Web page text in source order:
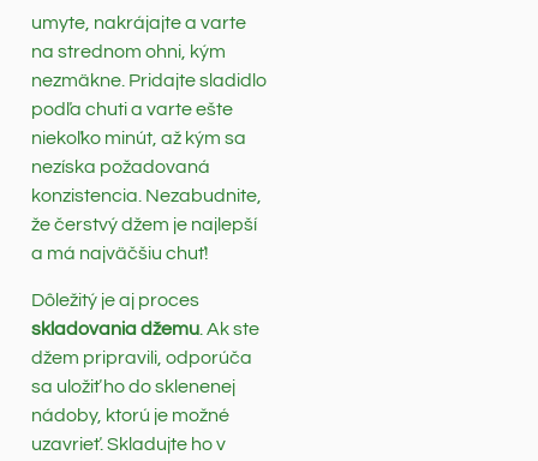
umyte, nakrájajte a varte
na strednom ohni, kým
nezmäkne. Pridajte sladidlo
podľa chuti a varte ešte
niekoľko minút, až kým sa
nezíska požadovaná
konzistencia. Nezabudnite,
že čerstvý džem je najlepší
a má najväčšiu chuť!
Dôležitý je aj proces
skladovania džemu . Ak ste
džem pripravili, odporúča
sa uložiť ho do sklenenej
nádoby, ktorú je možné
uzavrieť. Skladujte ho v